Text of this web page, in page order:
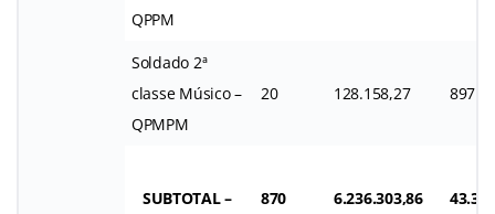
QPPM
Soldado 2ª
classe Músico –
QPMPM
20 128.158,27
SUBTOTAL – 870 6.236.303,86